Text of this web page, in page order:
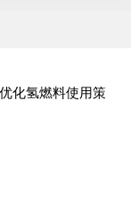
化氢燃料使用策